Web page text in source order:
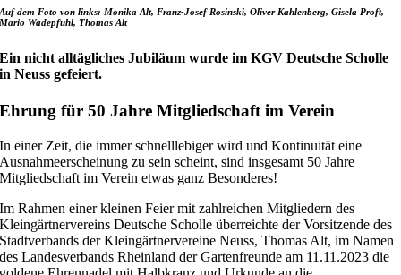
Auf dem Foto von links: Monika Alt, Franz-Josef Rosinski, Oliver Kahlenberg, Gisela Proft,
Mario Wadepfuhl, Thomas Alt
Ein nicht alltägliches Jubiläum wurde im KGV Deutsche Scholle
in Neuss gefeiert.
Ehrung für 50 Jahre Mitgliedschaft im Verein
In einer Zeit, die immer schnelllebiger wird und Kontinuität eine
Ausnahmeerscheinung zu sein scheint, sind insgesamt 50 Jahre
Mitgliedschaft im Verein etwas ganz Besonderes!
Im Rahmen einer kleinen Feier mit zahlreichen Mitgliedern des
Kleingärtnervereins Deutsche Scholle überreichte der Vorsitzende des
Stadtverbands der Kleingärtnervereine Neuss, Thomas Alt, im Namen
des Landesverbands Rheinland der Gartenfreunde am 11.11.2023 die